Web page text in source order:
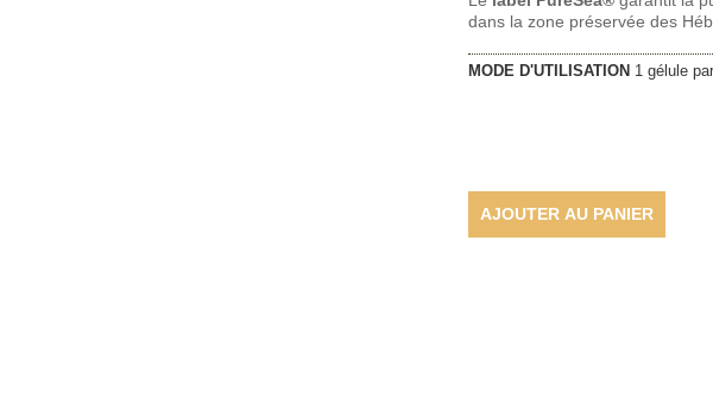
dans la zone préservée des
MODE D'UTILISATION1 gélule
AJOUTER AU PANIER